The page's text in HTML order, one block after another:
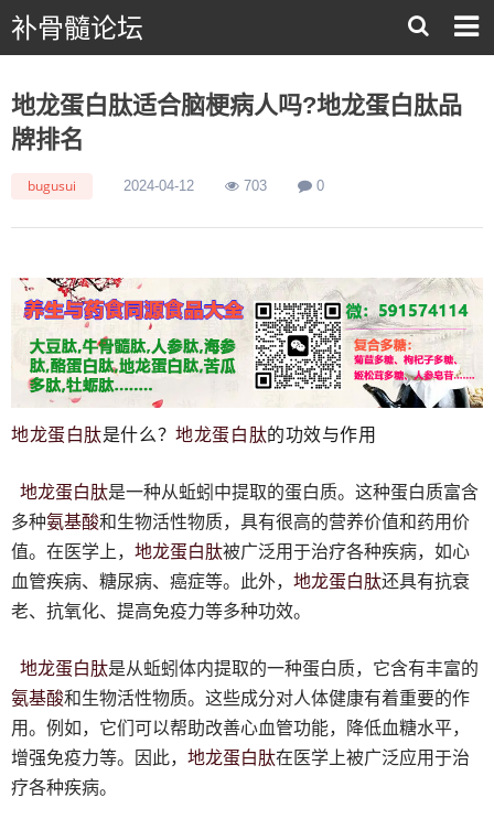
补骨髓论坛
地龙蛋白肽适合脑梗病人吗?地龙蛋白肽品
牌排名
bugusui 2024-04-12 703 0
地龙蛋白肽是什么？地龙蛋白肽的功效与作用
地龙蛋白肽是一种从蚯蚓中提取的蛋白质。这种蛋白质富含
多种氨基酸和生物活性物质，具有很高的营养价值和药用价
值。在医学上， 地龙蛋白肽被广泛用于治疗各种疾病，如心
血管疾病、糖尿病、癌症等。此外， 地龙蛋白肽还具有抗衰
老、抗氧化、提高免疫力等多种功效。
地龙蛋白肽是从蚯蚓体内提取的一种蛋白质，它含有丰富的
氨基酸和生物活性物质。这些成分对人体健康有着重要的作
用。例如，它们可以帮助改善心血管功能，降低血糖水平，
增强免疫力等。因此， 地龙蛋白肽在医学上被广泛应用于治
疗各种疾病。